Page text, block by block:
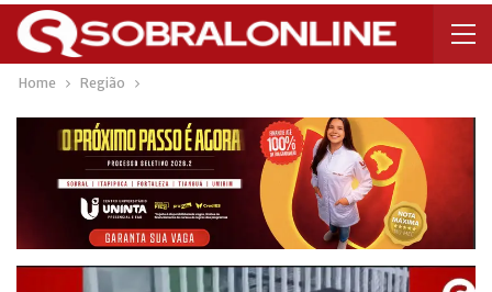
Home Região